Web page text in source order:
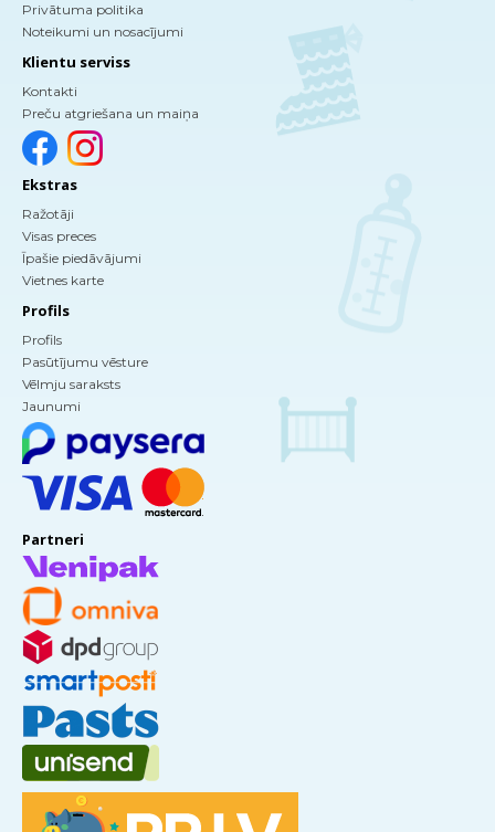
Privātuma politika
Noteikumi un nosacījumi
Klientu serviss
Kontakti
Preču atgriešana un maiņa
Ekstras
Ražotāji
Visas preces
Īpašie piedāvājumi
Vietnes karte
Profils
Profils
Pasūtījumu vēsture
Vēlmju saraksts
Jaunumi
Partneri